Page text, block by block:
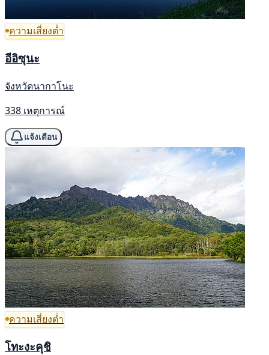
ความเสี่ยงต่ำ
อีอิซุนะ
จังหวัดนากาโนะ
338 เหตุการณ์
แจ้งเตือน
ความเสี่ยงต่ำ
โทะงะคุชิ